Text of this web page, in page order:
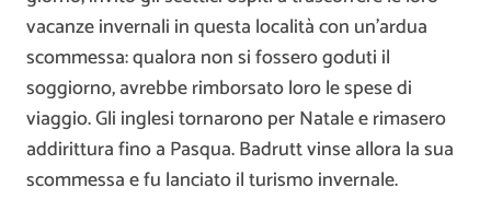
vacanze invernali in questa località con un’ardua
scommessa: qualora non si fossero goduti il ​​
soggiorno, avrebbe rimborsato loro le spese di
viaggio. Gli inglesi tornarono per Natale e rimasero
addirittura fino a Pasqua. Badrutt vinse allora la sua
scommessa e fu lanciato il turismo invernale.